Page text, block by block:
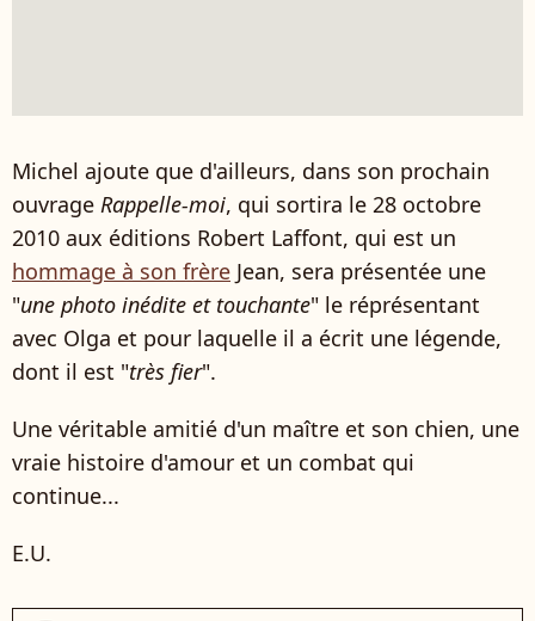
Michel ajoute que d'ailleurs, dans son prochain
ouvrage Rappelle-moi, qui sortira le 28 octobre
2010 aux éditions Robert Laffont, qui est un
hommage à son frère Jean, sera présentée une
"une photo inédite et touchante" le réprésentant
avec Olga et pour laquelle il a écrit une légende,
dont il est "très fier".
Une véritable amitié d'un maître et son chien, une
vraie histoire d'amour et un combat qui
continue...
E.U.